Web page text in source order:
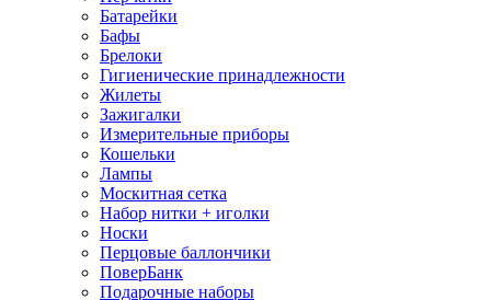
Батарейки
Бафы
Брелоки
Гигиенические принадлежности
Жилеты
Зажигалки
Измерительные приборы
Кошельки
Лампы
Москитная сетка
Набор нитки + иголки
Носки
Перцовые баллончики
ПоверБанк
Подарочные наборы